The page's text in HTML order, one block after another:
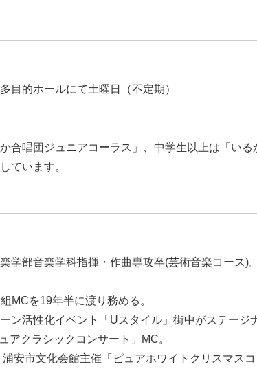
目的ホールにて土曜日（不定期）
合唱団ジュニアコーラス」、中学生以上は「い
ています。
学部音楽学科指揮・作曲専攻卒(芸術音楽コース)
MCを19年半に渡り務める。
ン活性化イベント「Uスタイル」街中がステージ
アクラシックコンサート」MC。
安市文化会館主催「ピュアホワイトクリスマス